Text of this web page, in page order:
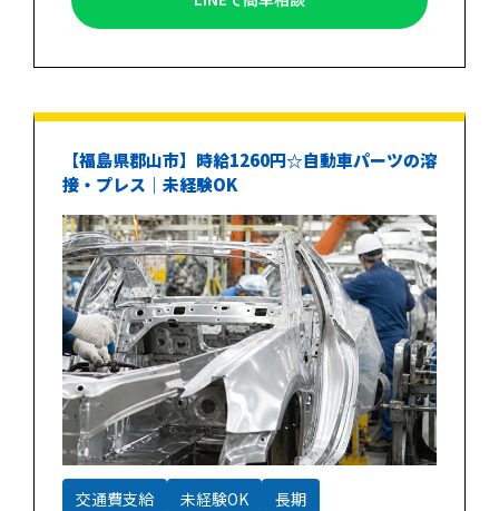
【福島県郡山市】時給1260円☆自動車パーツの溶
接・プレス｜未経験OK
交通費支給 未経験OK 長期